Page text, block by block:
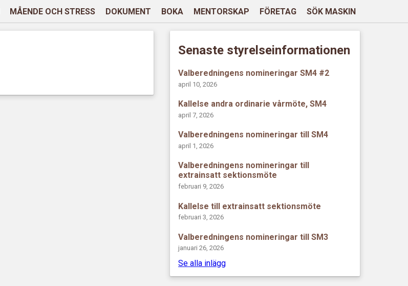
MÅENDE OCH STRESS DOKUMENT BOKA MENTORSKAP FÖRETAG SÖK MASKIN
Senaste styrelseinformationen
Valberedningens nomineringar SM4 #2
april 10, 2026
Kallelse andra ordinarie vårmöte, SM4
april 7, 2026
Valberedningens nomineringar till SM4
april 1, 2026
Valberedningens nomineringar till
extrainsatt sektionsmöte
februari 9, 2026
Kallelse till extrainsatt sektionsmöte
februari 3, 2026
Valberedningens nomineringar till SM3
januari 26, 2026
Se alla inlägg